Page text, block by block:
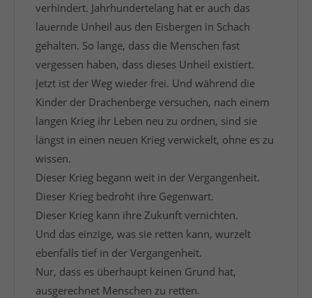
verhindert. Jahrhundertelang hat er auch das
lauernde Unheil aus den Eisbergen in Schach
gehalten. So lange, dass die Menschen fast
vergessen haben, dass dieses Unheil existiert.
Jetzt ist der Weg wieder frei. Und während die
Kinder der Drachenberge versuchen, nach einem
langen Krieg ihr Leben neu zu ordnen, sind sie
längst in einen neuen Krieg verwickelt, ohne es zu
wissen.
Dieser Krieg begann weit in der Vergangenheit.
Dieser Krieg bedroht ihre Gegenwart.
Dieser Krieg kann ihre Zukunft vernichten.
Und das einzige, was sie retten kann, wurzelt
ebenfalls tief in der Vergangenheit.
Nur, dass es überhaupt keinen Grund hat,
ausgerechnet Menschen zu retten.